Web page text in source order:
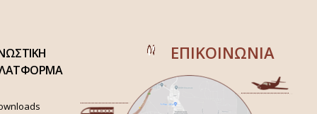
ΕΠΙΚΟΙΝΩΝΙΑ